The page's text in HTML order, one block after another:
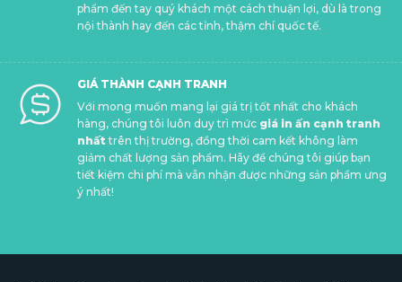
phẩm đến tay quý khách một cách thuận lợi, dù là trong
nội thành hay đến các tỉnh, thậm chí quốc tế.
GIÁ THÀNH CẠNH TRANH
Với mong muốn mang lại giá trị tốt nhất cho khách
hàng, chúng tôi luôn duy trì mức giá in ấn cạnh tranh
nhất trên thị trường, đồng thời cam kết không làm
giảm chất lượng sản phẩm. Hãy để chúng tôi giúp bạn
tiết kiệm chi phí mà vẫn nhận được những sản phẩm ưng
ý nhất!